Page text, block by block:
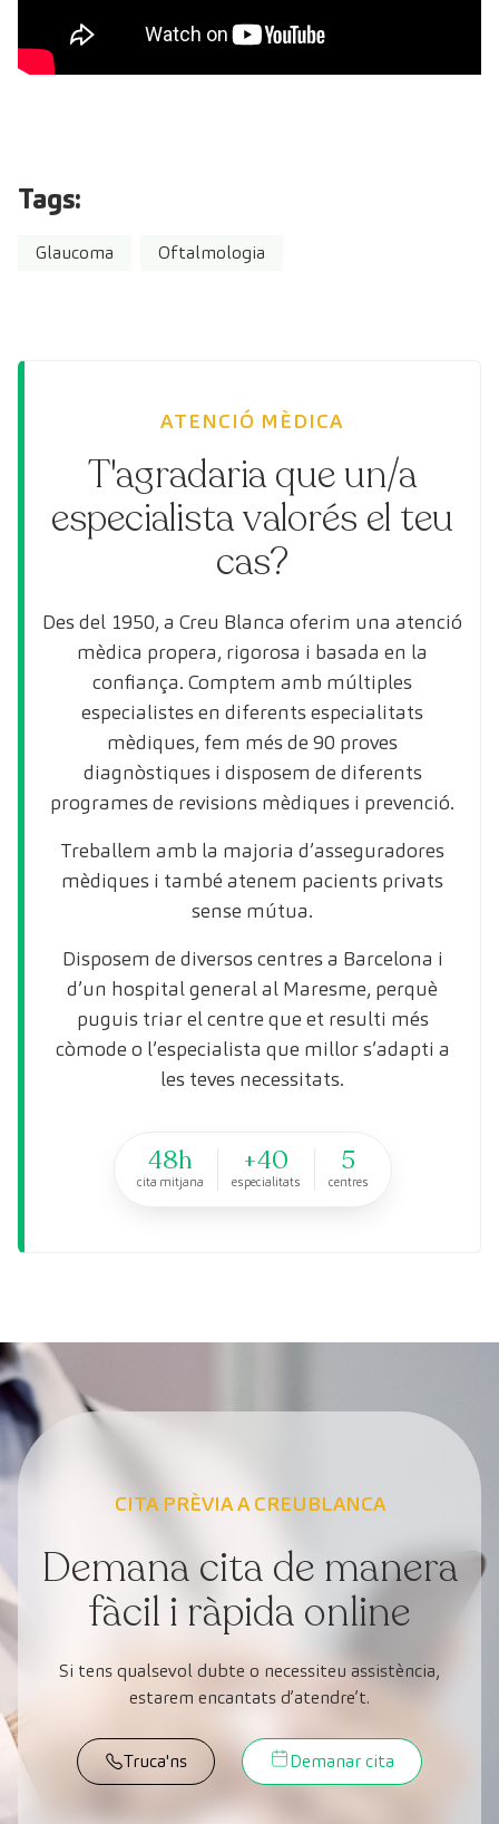
Tags:
Glaucoma Oftalmologia
ATENCIÓ MÈDICA
T'agradaria que un/a
especialista valorés el teu
cas?
Des del 1950, a Creu Blanca oferim una atenció
mèdica propera, rigorosa i basada en la
confiança. Comptem amb múltiples
especialistes en diferents especialitats
mèdiques, fem més de 90 proves
diagnòstiques i disposem de diferents
programes de revisions mèdiques i prevenció.
Treballem amb la majoria d’asseguradores
mèdiques i també atenem pacients privats
sense mútua.
Disposem de diversos centres a Barcelona i
d’un hospital general al Maresme, perquè
puguis triar el centre que et resulti més
còmode o l’especialista que millor s’adapti a
les teves necessitats.
48h
cita mitjana
+40
especialitats
5
centres
CITA PRÈVIA A CREUBLANCA
Demana cita de manera
fàcil i ràpida online
Si tens qualsevol dubte o necessiteu assistència,
estarem encantats d’atendre’t.
Truca'ns Demanar cita